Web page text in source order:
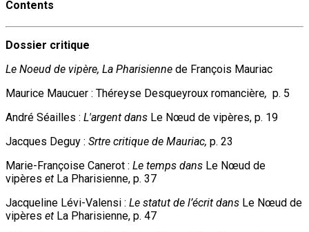
Contents
Dossier critique
Le Noeud de vipère, La Pharisienne de François Mauriac
Maurice Maucuer : Théreyse Desqueyroux romancière, p. 5
André Séailles : L'argent dans Le Nœud de vipères, p. 19
Jacques Deguy : Srtre critique de Mauriac, p. 23
Marie-Françoise Canerot : Le temps dans Le Nœud de
vipères et La Pharisienne, p. 37
Jacqueline Lévi-Valensi : Le statut de l’écrit dans Le Nœud de
vipères et La Pharisienne, p. 47